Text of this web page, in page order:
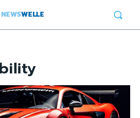
NEWSWELLE